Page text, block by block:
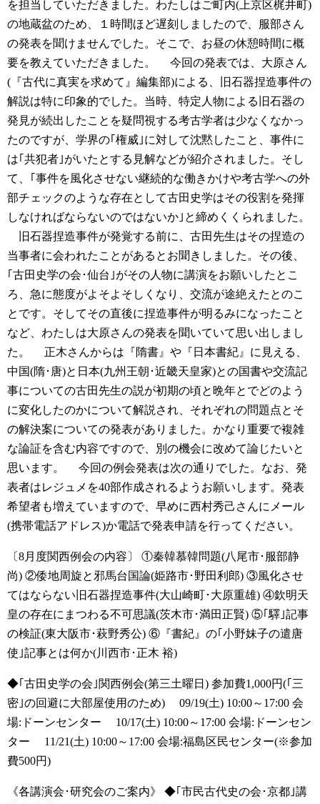
を担当していただきました。わたしはご町内(上京区梶井町)
の地蔵盆のため、１時間ほど遅刻しましたので、服部さん
の発表を聞けませんでした。そこで、お昼の休憩時間に概
要を教えていただきました。
今回の発表では、大原さん
(『古代に真実を求めて』編集部)による、旧石器捏造事件の
解説は特に印象的でした。当時、特定人物による旧石器の
発見が続出したことを疑問視する考古学者は少なくなかっ
たのですが、学界の｢権威｣に対して沈黙したこと、事件に
は｢共犯者｣がいたとする見解などが紹介されました。そし
て、｢事件を風化させない継続的な働きかけや考古学への外
部チェックのような存在として古田史学はその役割を発揮
しなければならないのではないか｣と締めくくられました。
旧石器捏造事件が発覚する前に、古田先生はその捏造の
当事者に会われたことがあるとお聞きしました。その後、
｢古田史学の会･仙台｣がその人物に講演をお願いしたとこ
ろ、急に態度がよそよそしくなり、交流が途絶えたとのこ
とです。そしてその直後に捏造事件が明るみになったこと
など、わたしは大原さんの発表を聞いていて思い出しまし
た。
正木さんからは『隋書』や『日本書紀』に見える、
中国(隋･唐)と日本(九州王朝･近畿天皇家)との国書や交流記
事についての古田先生の説が初期の頃と晩年とでどのよう
に変化したのかについて解説され、それぞれの問題点とそ
の解決案についての発表がありました。かなり重要で複雑
な論証を含む内容ですので、別の機会に改めて論じたいと
思います。
今回の例会発表は次の通りでした。なお、発
表者はレジュメを40部作成されるようお願いします。発表
希望者も増えていますので、早めに西村秀己さんにメール
(携帯電話アドレス)か電話で発表申請を行ってください。
〔8月度関西例会の内容〕
①秦韓慕韓問題(八尾市･服部静
尚) ②倭地周旋と邪馬台国論(姫路市･野田利郎) ③風化させ
てはならない旧石器捏造事件(大山崎町･大原重雄) ④欽明天
皇の存在にまつわる不可思議(茨木市･満田正賢) ⑤｢驛｣記事
の検証(東大阪市･萩野秀公) ⑥『書紀』の｢小野妹子の遣唐
使｣記事とは何か(川西市･正木 裕)
◆｢古田史学の会｣関西例会(第三土曜日) 参加費1,000円(｢三
密｣の回避に大部屋使用のため) 09/19(土) 10:00～17:00 会
場:ドーンセンター 10/17(土) 10:00～17:00 会場:ドーンセン
ター 11/21(土) 10:00～17:00 会場:福島区民センター(※参加
費500円)
《各講演会･研究会のご案内》
◆｢市民古代史の会･京都｣講